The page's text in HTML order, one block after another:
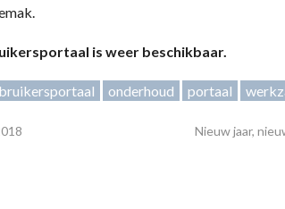
is weer beschikbaar.
onderhoud portaal
Nieuw jaar,